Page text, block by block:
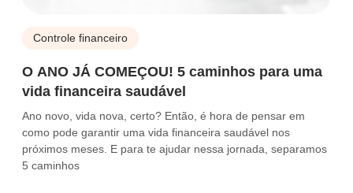
Controle financeiro
O ANO JÁ COMEÇOU! 5 caminhos para uma
vida financeira saudável
Ano novo, vida nova, certo? Então, é hora de pensar em
como pode garantir uma vida financeira saudável nos
próximos meses. E para te ajudar nessa jornada, separamos
5 caminhos